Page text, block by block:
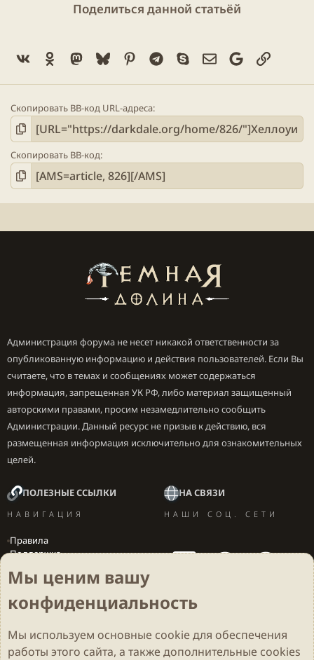
Поделиться данной статьёй
Vk Ok Mastodon
BlueskyPinterestTelegram
SkypeЭлектронная
GoogleСсылка
Скопировать BB-код URL-адреса
Скопировать BB-код
Администрация форума не несет никакой ответственности за
опубликованную информацию и действия пользователей. Если Вы
считаете, что в темах и сообщениях может содержаться
информация, запрещенная УК РФ, либо материал защищенный
авторскими правами, просим незамедлительно сообщить
Администрации. Данный ресурс не призыв к действию, вся
размещенная информация исключительно для ознакомительных
целей.
ПОЛЕЗНЫЕ ССЫЛКИ
НАВИГАЦИЯ
Правила
Поддержка
Локализация игр
НА СВЯЗИ
НАШИ СОЦ. СЕТИ
Cookies Darkdale - Основа [v.2.3.2 rc1] 🔥
Русский (RU)
Мы ценим вашу
конфиденциальность
Мы используем основные cookieдля обеспечения
работы этого сайта, а также дополнительные cookies